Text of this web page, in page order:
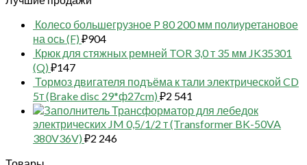
Колесо большегрузное P 80 200 мм полиуретановое
на ось (F) ₽904
Крюк для стяжных ремней TOR 3,0 т 35 мм JK35301
(Q) ₽147
Тормоз двигателя подъёма к тали электрической CD
5т (Brake disc 29*ф27cm) ₽2 541
Трансформатор для лебедок
электрических JM 0,5/1/2 т (Transformer BK-50VA
380V36V) ₽2 246